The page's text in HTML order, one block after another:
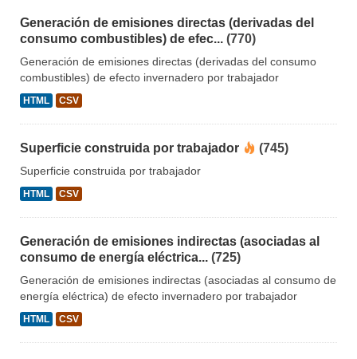
Generación de emisiones directas (derivadas del
consumo combustibles) de efec... (770)
Generación de emisiones directas (derivadas del consumo
combustibles) de efecto invernadero por trabajador
HTML CSV
Superficie construida por trabajador (745)
Superficie construida por trabajador
HTML CSV
Generación de emisiones indirectas (asociadas al
consumo de energía eléctrica... (725)
Generación de emisiones indirectas (asociadas al consumo de
energía eléctrica) de efecto invernadero por trabajador
HTML CSV